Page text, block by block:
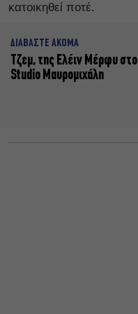
κατοικηθεί ποτέ.
ΔΙΑΒΑΣΤΕ ΑΚΟΜΑ
Τζεμ, της Ελέιν Μέρφυ στο
Studio Μαυρομιχάλη